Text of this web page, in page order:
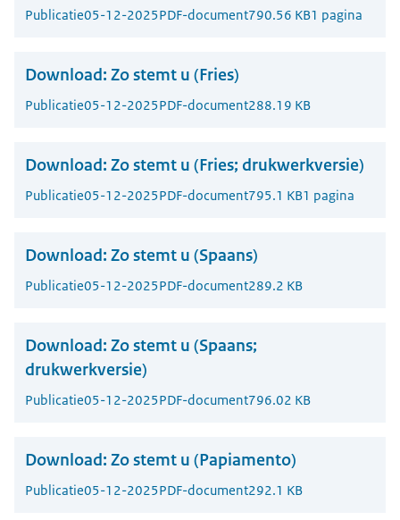
Publicatie05-12-2025PDF-document790.56 KB1 pagina
Download: Zo stemt u (Fries)
Publicatie05-12-2025PDF-document288.19 KB
Download: Zo stemt u (Fries; drukwerkversie)
Publicatie05-12-2025PDF-document795.1 KB1 pagina
Download: Zo stemt u (Spaans)
Publicatie05-12-2025PDF-document289.2 KB
Download: Zo stemt u (Spaans;
drukwerkversie)
Publicatie05-12-2025PDF-document796.02 KB
Download: Zo stemt u (Papiamento)
Publicatie05-12-2025PDF-document292.1 KB